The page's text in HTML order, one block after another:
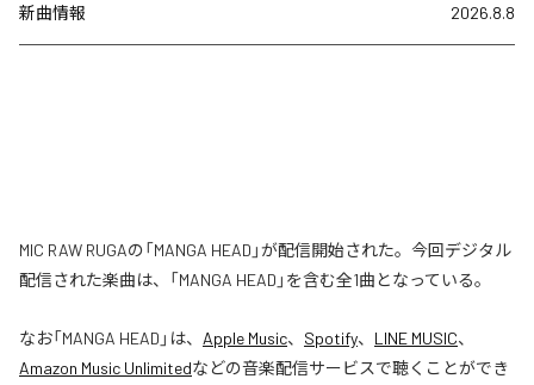
新曲情報 2026.8.8
MIC RAW RUGAの「MANGA HEAD」が配信開始された。今回デジタル
配信された楽曲は、「MANGA HEAD」を含む全1曲となっている。
なお「MANGA HEAD 」は、 Apple Music、 Spotify、 LINE MUSIC、
Amazon Music Unlimitedなどの音楽配信サービスで聴くことができ